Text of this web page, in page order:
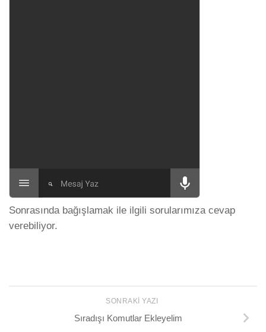
Sonrasında bağışlamak ile ilgili sorularımıza cevap
verebiliyor.
SONRAKI YAZI
Sıradışı Komutlar Ekleyelim